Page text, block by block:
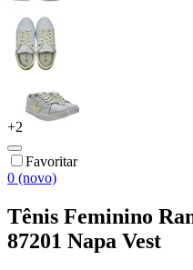
+2
Favoritar
0 (novo)
Tênis Feminino
87201 Napa Vest